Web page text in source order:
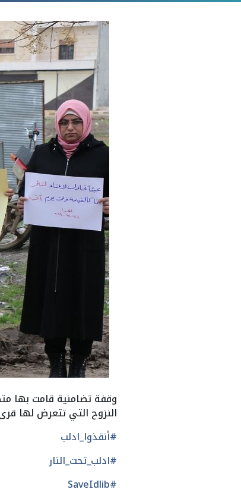
وقفة تضامنية قامت بها
النزوح التي تتعرض لها
#أنقذوا_ادلب
#ادلب_تحت_النار
#SaveIdlib